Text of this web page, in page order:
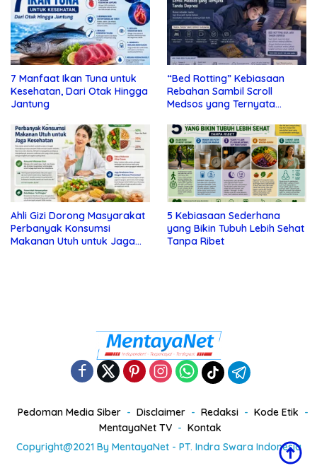
7 Manfaat Ikan Tuna untuk
Kesehatan, Dari Otak Hingga
Jantung
“Bed Rotting” Kebiasaan
Rebahan Sambil Scroll
Medsos yang Ternyata
Ahli Gizi Dorong Masyarakat
Perbanyak Konsumsi
Makanan Utuh untuk Jaga
5 Kebiasaan Sederhana
yang Bikin Tubuh Lebih Sehat
Tanpa Ribet
Pedoman Media Siber Disclaimer Redaksi
Kode Etik
MentayaNet TV
Kontak
Copyright@2021 By MentayaNet - PT. Indra Swara Indonesia